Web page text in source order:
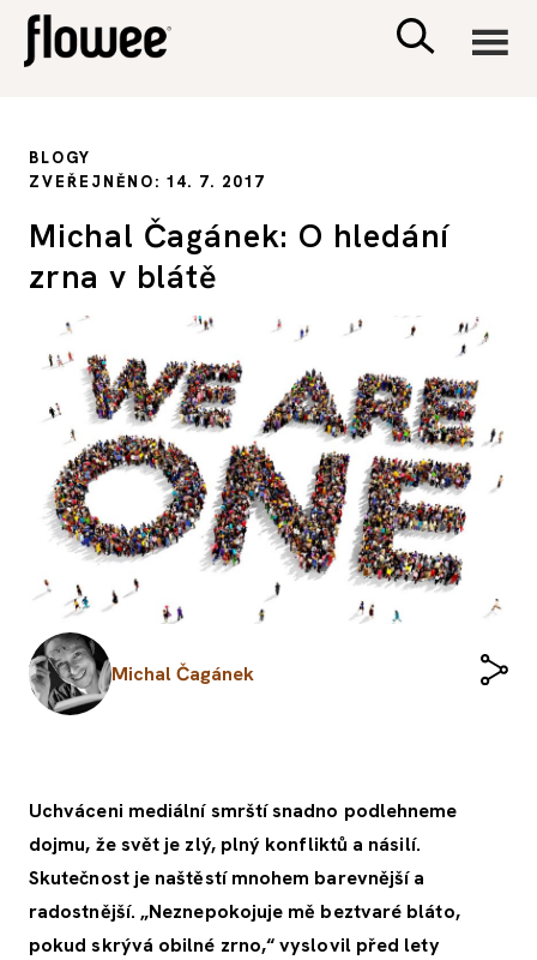
PSYCHOLOGIE
RODINA A DĚTI
SEX A VZTAHY
PORADNA
BLOGY
ZVEŘEJNĚNO: 14. 7. 2017
Michal Čagánek: O hledání
zrna v blátě
Michal Čagánek
Uchváceni mediální smrští snadno podlehneme
dojmu, že svět je zlý, plný konfliktů a násilí.
Skutečnost je naštěstí mnohem barevnější a
radostnější. „Neznepokojuje mě beztvaré bláto,
pokud skrývá obilné zrno,“ vyslovil před lety